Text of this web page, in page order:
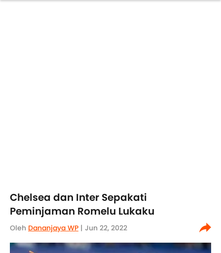
Chelsea dan Inter Sepakati
Peminjaman Romelu Lukaku
Oleh Dananjaya WP | Jun 22, 2022